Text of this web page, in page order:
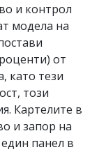
и контрол
модела на
от
като тези
този
Картелите в
и запор на
панел в